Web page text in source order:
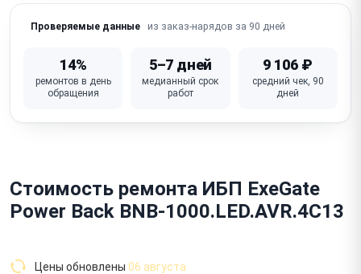
Проверяемые данные из заказ-нарядов за 90 дней
14%
ремонтов в день
обращения
5–7 дней
медианный срок
работ
9 106 ₽
средний чек, 90
дней
Стоимость ремонта ИБП ExeGate
Power Back BNB-1000.LED.AVR.4C13
Цены обновлены 06 августа